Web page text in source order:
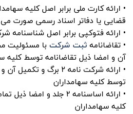
• ارائه کارت ملی برابر اصل کلیه
قضایی یا دفاتر اسناد رسمی صورت
• ارائه فتوکپی برابر اصل شناسنامه
• تقاضانامه ثبت شرکت
آن و امضا ذیل تقاضانامه توسط کلیه
• ارائه شرکت نامه ۲ برگ
توسط کلیه سهامداران
• ارائه اساسنامه ۲ جلد و
کلیه سهامداران